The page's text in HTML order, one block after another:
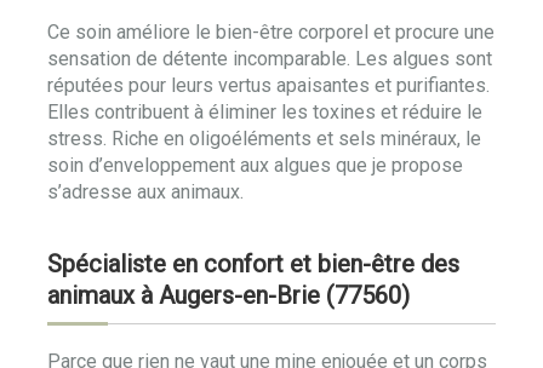
Ce soin améliore le bien-être corporel et procure une
sensation de détente incomparable. Les algues sont
réputées pour leurs vertus apaisantes et purifiantes.
Elles contribuent à éliminer les toxines et réduire le
stress. Riche en oligoéléments et sels minéraux, le
soin d’enveloppement aux algues que je propose
s’adresse aux animaux.
Spécialiste en confort et bien-être des
animaux à Augers-en-Brie (77560)
Parce que rien ne vaut une mine enjouée et un corps